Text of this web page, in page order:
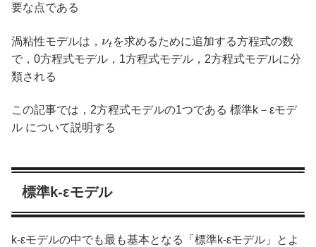
要な点である
渦粘性モデルは， νt を求めるために追加する方程式の数
で，0方程式モデル，1方程式モデル，2方程式モデルに分
類される
この記事では，2方程式モデルの1つである 標準k－εモデ
ル について説明する
標準k-εモデル
k-εモデルの中でも最も基本となる「標準k-εモデル」とよ